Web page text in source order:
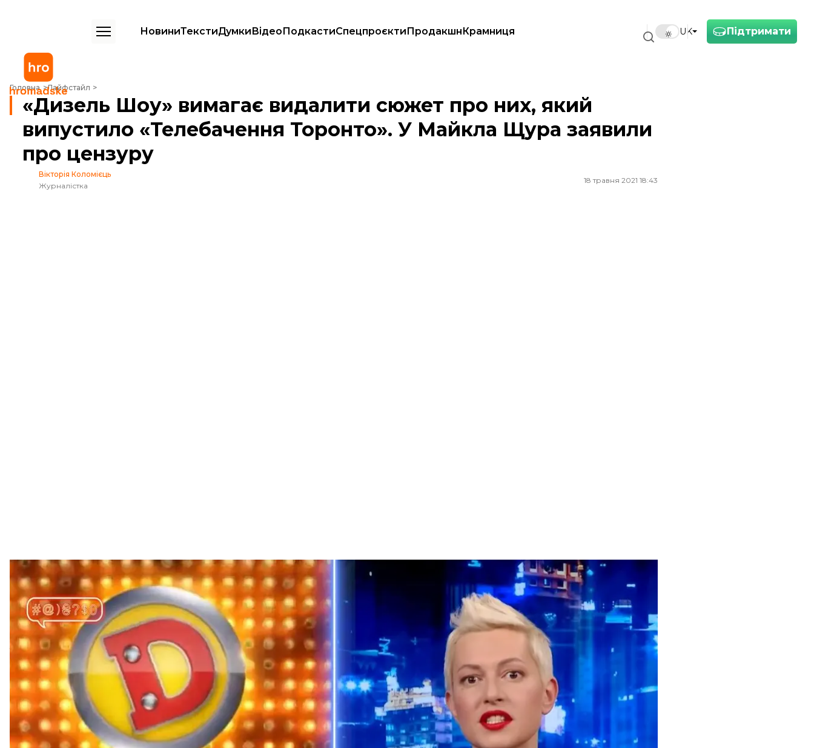
Підтримати
UK
НовиниТекстиДумкиВідеоПодкастиСпецпроєктиПродакшнКрамниця
Головна Лайфстайл
«Дизель Шоу» вимагає видалити сюжет про них, який випустило «Телебачення Торонто». У Майкла Щура заявили про цензуру
«Дизель Шоу» вимагає видалити сюжет про них, який
випустило «Телебачення Торонто». У Майкла Щура заявили
про цензуру
Вікторія Коломієць
Журналістка
18 травня 2021 18:43
Випуск «Телебачення Торонто» під назвою «Дизель Шоу і деструктив, Медведчук, Оксана Марченко, Кива, VovaZIL’Vova: #@)₴?$0 з Майклом Щуром #30» від 16 травня
Скріншот з відео «Телебачення Торонто»
Компанія «Дизель Студіо» звернулася до програми «Телебачення Торонто» з листом—вимогою видалити критичний сюжет
про них. Заявники вбачають порушення авторських прав. Натомість у ведучого Майкла Щура заявляють про цензуру.
Про це нам повідомили представники обох сторін конфлікту.
Так, 16 травня 2021 року на офіційній сторінці «Телебачення Торонто» опублікували відео під назвою «Дизель Шоу і
деструктив, Медведчук, Оксана Марченко, Кива, VovaZIL’Vova: #@)₴?$0 з Майклом Щуром #30».
У сюжеті критикують позицію «Дизель Шоу» стосовно проблем вакцинації. Зокрема, «Телебачення Торонто» у своєму
сатиричному сюжеті висміяло антивакцинаторську позицію українського телешоу.